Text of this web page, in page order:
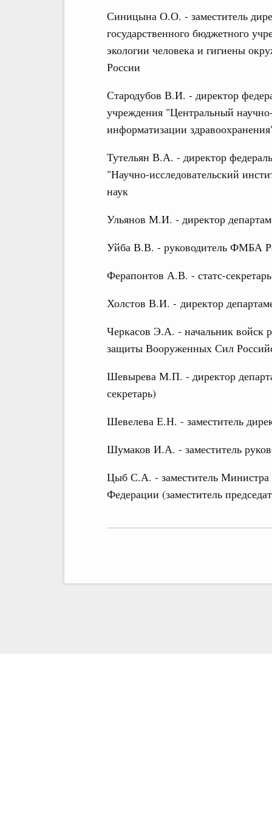
Синицына О.О. - заместитель
государственного бюджетного
экологии человека и гигиены
России
Стародубов В.И. - директор
учреждения "Центральный
информатизации
Тутельян В.А. - директор
"Научно-исследовательский
наук
Ульянов М.И. - директор
Уйба В.В. - руководитель ФМБА
Ферапонтов А.В. - статс-
Холстов В.И. - директор
Черкасов Э.А. - начальник войск
защиты Вооруженных Сил
Шевырева М.П. - директор
секретарь)
Шевелева Е.Н. - заместитель
Шумаков И.А. - заместитель
Цыб С.А. - заместитель
Федерации (заместитель